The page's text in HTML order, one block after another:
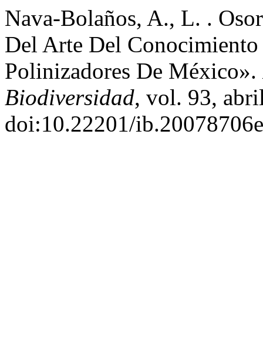
Nava-Bolaños, A., L. .
Del Arte Del
Polinizadores De México».
Biodiversidad, vol. 93,
doi:10.22201/